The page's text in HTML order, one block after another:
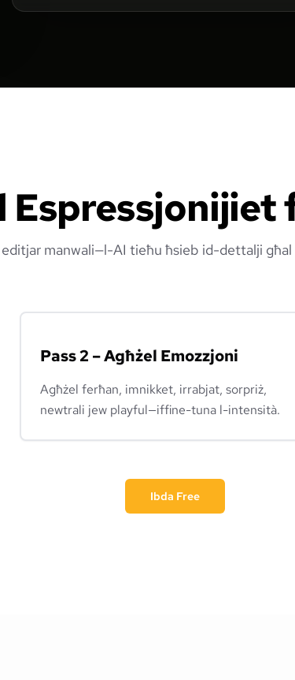
Espressjonijiet
manwali—l-AI tieħu ħsieb id-dettalji għal
Pass 2 – Agħżel Emozzjoni
Agħżel ferħan, imnikket, irrabjat, sorpriż,
newtrali jew playful—iffine-tuna l-intensità.
Ibda Free